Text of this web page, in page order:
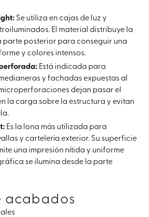
Se utiliza en cajas de luz y
El material distribuye la
parte posterior para conseguir una
y colores intensos.
Está indicada para
y fachadas expuestas al
dejan pasar el
la carga sobre la estructura y evitan
Es la lona más utilizada para
y cartelería exterior. Su superficie
una impresión nítida y uniforme
se ilumina desde la parte
acabados